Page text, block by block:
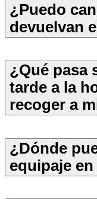
¿Puedo
devuelvan
¿Qué pasa
tarde a la
recoger a
¿Dónde
equipaje